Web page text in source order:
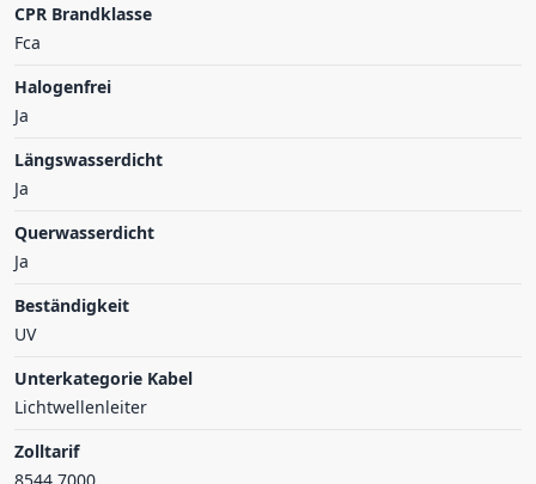
CPR Brandklasse
Fca
Halogenfrei
Ja
Längswasserdicht
Ja
Querwasserdicht
Ja
Beständigkeit
UV
Unterkategorie Kabel
Lichtwellenleiter
Zolltarif
8544.7000